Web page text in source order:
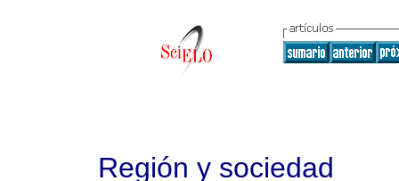
Región y sociedad